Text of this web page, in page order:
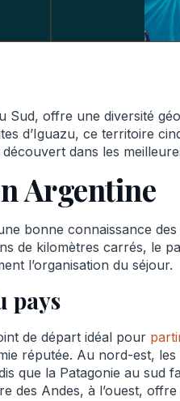
Sud, offre une diversité
d’Iguazu, ce territoire
dans les
Argentine
bonne connaissance
de kilomètres carrés, le
l’organisation du séjour.
pays
de départ idéal pour
réputée. Au nord-est, les
que la Patagonie au sud
des Andes, à l’ouest,